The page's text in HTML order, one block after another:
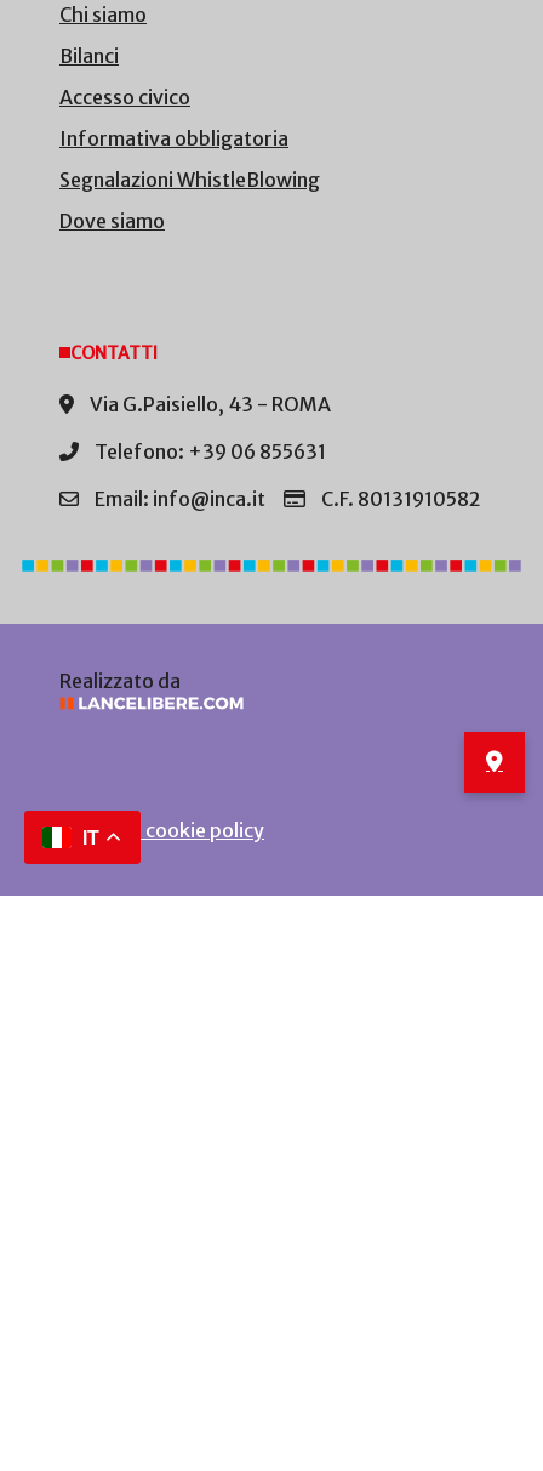
Chi siamo
Bilanci
Accesso civico
Informativa obbligatoria
Segnalazioni WhistleBlowing
Dove siamo
CONTATTI
Via G.Paisiello, 43 - ROMA
Telefono: +39 06 855631
Email: info@inca.it
C.F. 80131910582
Realizzato da
Privacy e cookie policy
IT